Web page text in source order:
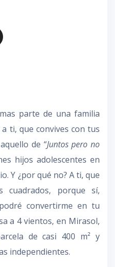
parte de una familia
ti, que convives con tus
de “Juntos pero no
hijos adolescentes en
Y ¿por qué no? A ti, que
porque sí,
convertirme en tu
a 4 vientos, en Mirasol,
de casi 400 m² y
independientes.